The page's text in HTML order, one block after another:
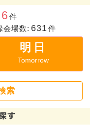
6 件
会場数: 631 件
明日
Tomorrow
索